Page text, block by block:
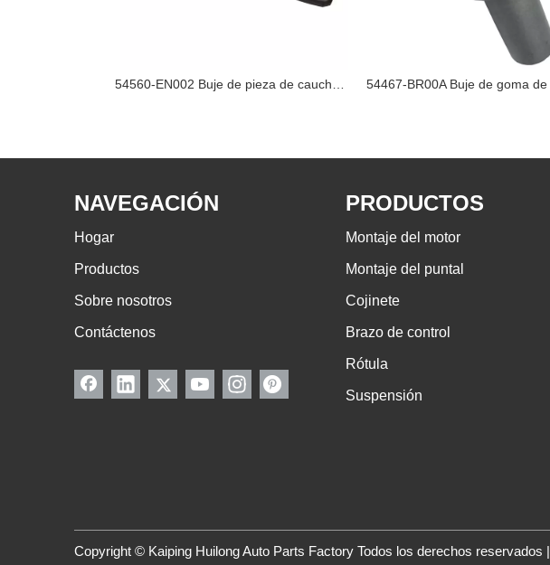
NAVEGACIÓN
Hogar
Productos
Sobre nosotros
Contáctenos
PRODUCTOS
Montaje del motor
Montaje del puntal
Cojinete
Brazo de control
Rótula
Suspensión
Copyright © Kaiping Huilong Auto Parts Factory Todos los derechos reservados |